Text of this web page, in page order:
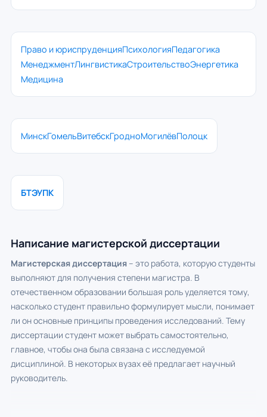
Право и юриспруденцияПсихологияПедагогика
МенеджментЛингвистикаСтроительствоЭнергетика
Медицина
МинскГомельВитебскГродноМогилёвПолоцк
БТЭУПК
Написание магистерской диссертации
Магистерская диссертация– это работа, которую студенты
выполняют для получения степени магистра. В
отечественном образовании большая роль уделяется тому,
насколько студент правильно формулирует мысли, понимает
ли он основные принципы проведения исследований. Тему
диссертации студент может выбрать самостоятельно,
главное, чтобы она была связана с исследуемой
дисциплиной. В некоторых вузах её предлагает научный
руководитель.